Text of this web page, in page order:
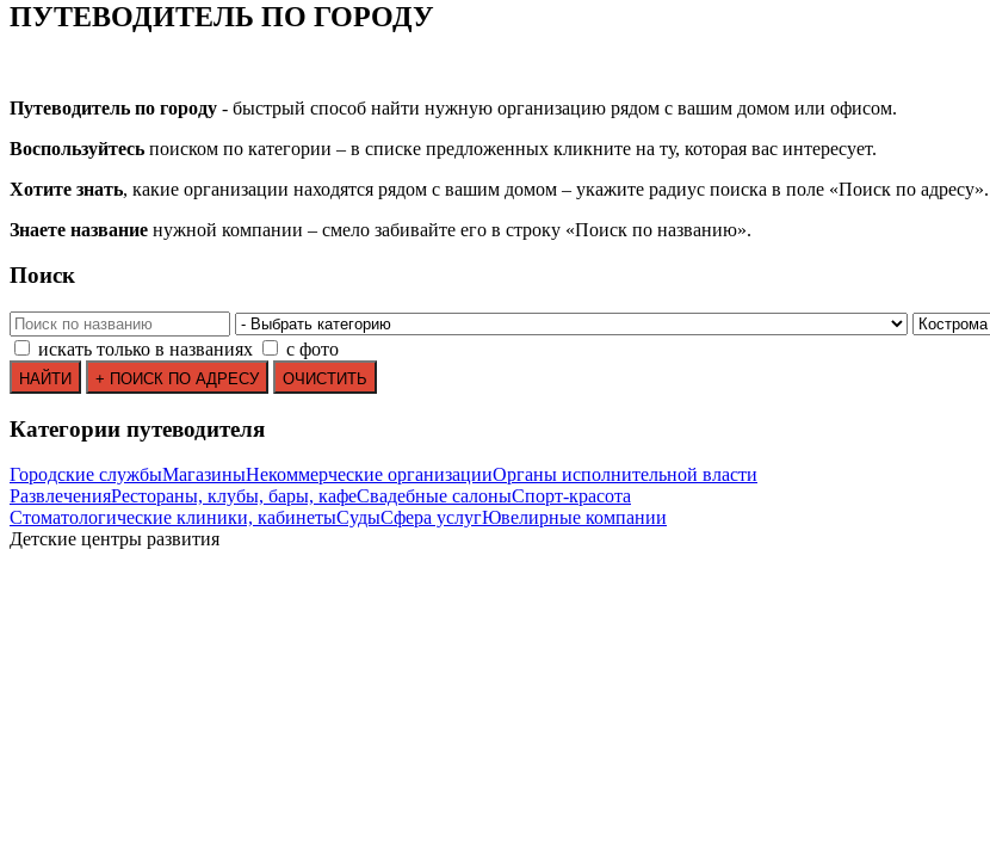
ПУТЕВОДИТЕЛЬ ПО ГОРОДУ
Путеводитель по городу - быстрый способ найти нужную организацию рядом с вашим домом или офисом.
Воспользуйтесь поиском по категории – в списке предложенных кликните на ту, которая вас интересует.
Хотите знать, какие организации находятся рядом с вашим домом – укажите радиус поиска в поле «Поиск по адресу».
Знаете название нужной компании – смело забивайте его в строку «Поиск по названию».
Поиск
искать только в названиях с фото
Категории путеводителя
Городские службыМагазиныНекоммерческие организацииОрганы исполнительной власти
РазвлеченияРестораны, клубы, бары, кафеСвадебные салоныСпорт-красота
Стоматологические клиники, кабинетыСудыСфера услугЮвелирные компании
Детские центры развития